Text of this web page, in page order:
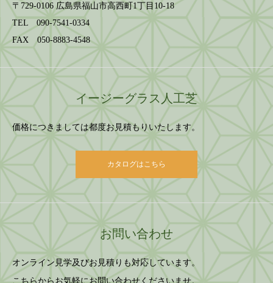
〒729-0106 広島県福山市高西町1丁目10-18
TEL 090-7541-0334
FAX 050-8883-4548
イージーグラス人工芝
価格につきましては都度お見積もりいたします。
カタログはこちら
お問い合わせ
オンライン見学及びお見積りも対応しています。
こちらからお気軽にお問い合わせくださいませ。